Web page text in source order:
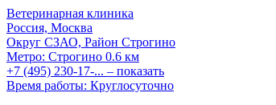
Ветеринарная клиника
Россия, Москва
Округ СЗАО, Район Строгино
Метро: Строгино 0.6 км
+7 (495) 230-17-... – показать
Время работы: Круглосуточно